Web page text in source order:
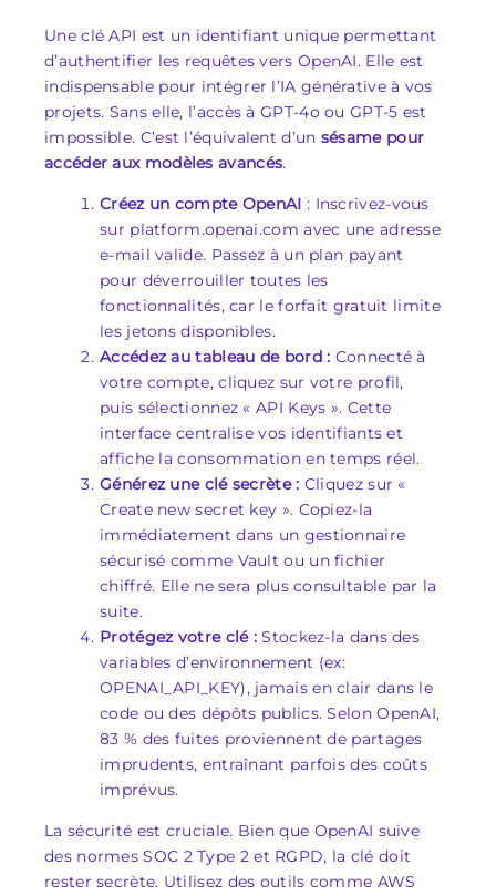
Une clé API est un identifiant unique permettant
d’authentifier les requêtes vers OpenAI. Elle est
indispensable pour intégrer l’IA générative à vos
projets. Sans elle, l’accès à GPT-4o ou GPT-5 est
impossible. C’est l’équivalent d’un sésame pour
accéder aux modèles avancés.
Créez un compte OpenAI : Inscrivez-vous
sur platform.openai.com avec une adresse
e-mail valide. Passez à un plan payant
pour déverrouiller toutes les
fonctionnalités, car le forfait gratuit limite
les jetons disponibles.
Accédez au tableau de bord : Connecté à
votre compte, cliquez sur votre profil,
puis sélectionnez « API Keys ». Cette
interface centralise vos identifiants et
affiche la consommation en temps réel.
Générez une clé secrète : Cliquez sur «
Create new secret key ». Copiez-la
immédiatement dans un gestionnaire
sécurisé comme Vault ou un fichier
chiffré. Elle ne sera plus consultable par la
suite.
Protégez votre clé :Stockez-la dans des
variables d’environnement (ex:
OPENAI_API_KEY), jamais en clair dans le
code ou des dépôts publics. Selon OpenAI,
83 % des fuites proviennent de partages
imprudents, entraînant parfois des coûts
imprévus.
La sécurité est cruciale. Bien que OpenAI suive
des normes SOC 2 Type 2 et RGPD, la clé doit
rester secrète. Utilisez des outils comme AWS